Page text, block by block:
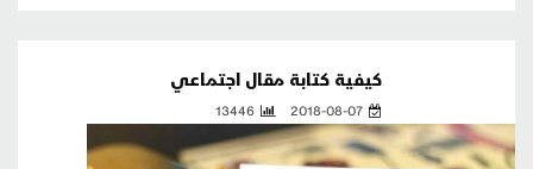
كيفية كتابة مقال اجتماعي
2018-08-07
13446